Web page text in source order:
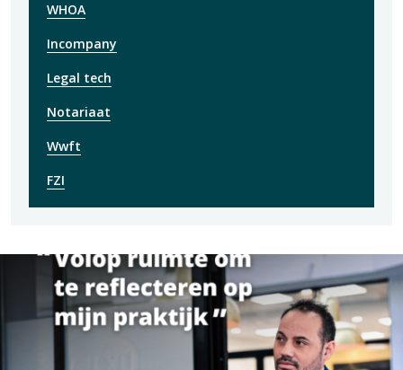
WHOA
Incompany
Legal tech
Notariaat
Wwft
FZI